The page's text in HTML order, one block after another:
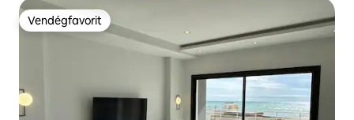
Vendégfavorit
Vendégfavorit